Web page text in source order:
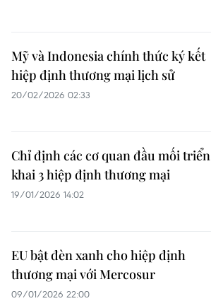
Mỹ và Indonesia chính thức ký kết
hiệp định thương mại lịch sử
20/02/2026 02:33
Chỉ định các cơ quan đầu mối triển
khai 3 hiệp định thương mại
19/01/2026 14:02
EU bật đèn xanh cho hiệp định
thương mại với Mercosur
09/01/2026 22:00